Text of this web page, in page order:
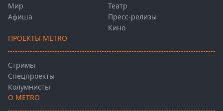
Мир
Афиша
Театр
Пресс-релизы
Кино
ПРОЕКТЫ METRO
Стримы
Спецпроекты
Колумнисты
О METRO